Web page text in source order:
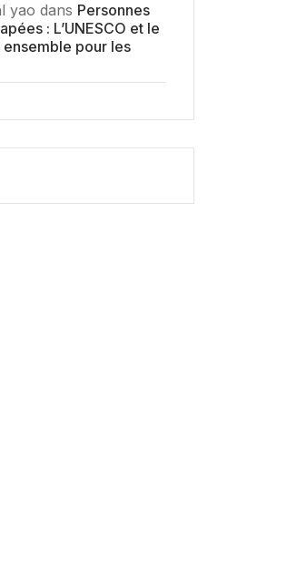
yao dans Personnes
: L’UNESCO et le
ensemble pour les